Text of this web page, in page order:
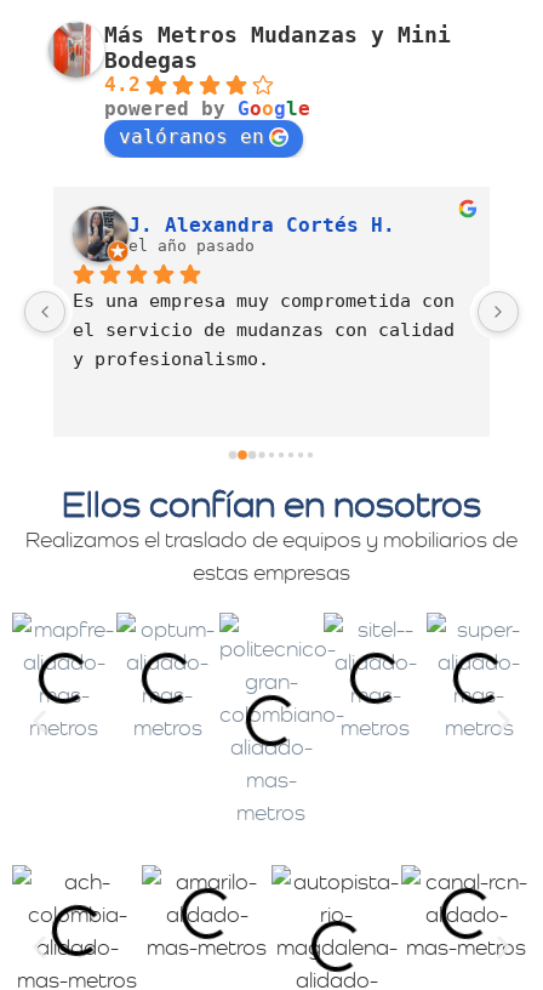
Más Metros Mudanzas y Mini
Bodegas
4.2
powered by Google
valóranos en
J. Alexandra Cortés H.
el año pasado
Es una empresa muy comprometida con
el servicio de mudanzas con calidad
y profesionalismo.
Ellos confían en nosotros
Realizamos el traslado de equipos y mobiliarios de
estas empresas